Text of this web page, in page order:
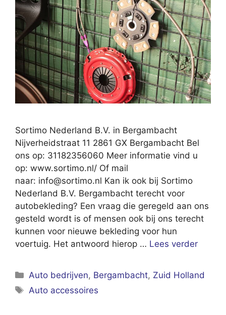
Sortimo Nederland B.V. in Bergambacht
Nijverheidstraat 11 2861 GX Bergambacht Bel
ons op: 31182356060 Meer informatie vind u
op: www.sortimo.nl/ Of mail
naar: info@sortimo.nl Kan ik ook bij Sortimo
Nederland B.V. Bergambacht terecht voor
autobekleding? Een vraag die geregeld aan ons
gesteld wordt is of mensen ook bij ons terecht
kunnen voor nieuwe bekleding voor hun
voertuig. Het antwoord hierop … Lees verder
Categorieën
Auto bedrijven, Bergambacht, Zuid Holland
Tags
Auto accessoires